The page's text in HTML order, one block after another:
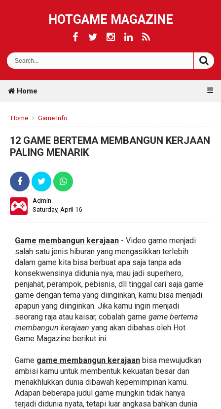
HOTGAME MAGAZINE
Home ☰
Home › Game Info
12 GAME BERTEMA MEMBANGUN KERJAAN
PALING MENARIK
Admin
Saturday, April 16
Game membangun kerajaan - Video game menjadi
salah satu jenis hiburan yang mengasikkan terlebih
dalam game kita bisa berbuat apa saja tanpa ada
konsekwensinya didunia nya, mau jadi superhero,
penjahat, perampok, pebisnis, dll tinggal cari saja game
game dengan tema yang diinginkan, kamu bisa menjadi
apapun yang diinginkan. Jika kamu ingin menjadi
seorang raja atau kaisar, cobalah game game bertema
membangun kerajaan yang akan dibahas oleh Hot
Game Magazine berikut ini.
Game game membangun kerajaan bisa mewujudkan
ambisi kamu untuk membentuk kekuatan besar dan
menakhlukkan dunia dibawah kepemimpinan kamu.
Adapan beberapa judul game mungkin tidak hanya
terjadi didunia nyata, tetapi luar angkasa bahkan dunia